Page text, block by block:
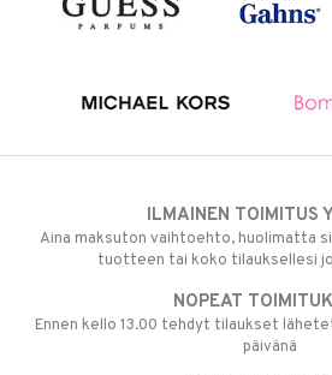
ILMAINEN TOIMITUS
Aina maksuton vaihtoehto, huolimatta
tuotteen tai koko tilauksellesi
NOPEAT
Ennen kello 13.00 tehdyt tilaukset
päivänä